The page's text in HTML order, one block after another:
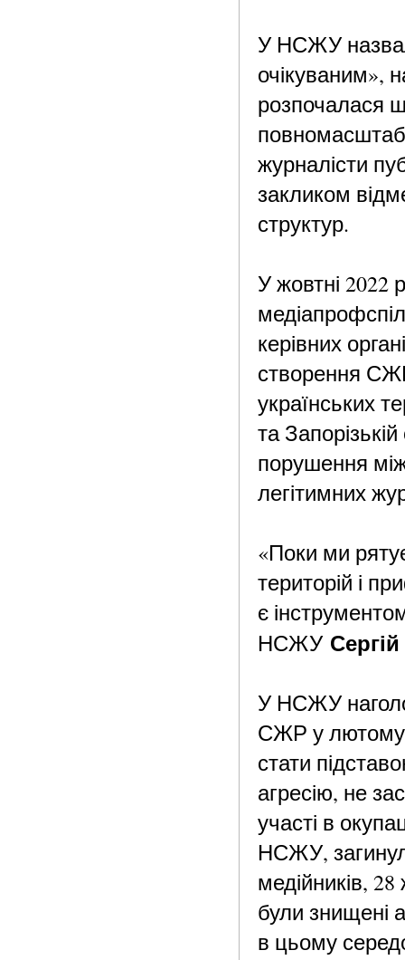
У НСЖУ
очікуваним»,
розпочалася
журналісти
закликом
структур.
У жовтні
керівних
створення
українських
та
порушення
легітимних
«Поки ми
територій і
є
НСЖУ
У НСЖУ
СЖР у лютому
стати
агресію, не
участі в
НСЖУ,
медійників,
були знищені
в цьому